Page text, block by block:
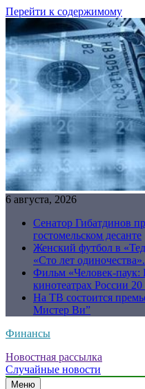
Перейти к содержимому
6 августа, 2026
Сенатор Гибатдинов
гостомельском десанте
Женский футбол в
«Сто лет
Фильм «Человек-
кинотеатрах России 20
На ТВ состоится
Мистер Ви”
Финансы
Новостная рассылка
Случайные новости
Меню